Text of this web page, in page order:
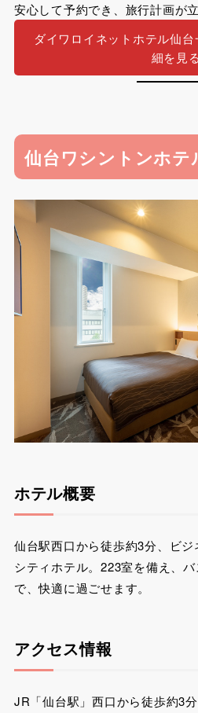
安心して予約でき、旅行計画が
ダイワロイネットホテル仙
細を見る
仙台ワシントンホテ
ホテル概要
仙台駅西口から徒歩約3分、ビ
シティホテル。223室を備え、
で、快適に過ごせます。
アクセス情報
JR「仙台駅」西口から徒歩約3